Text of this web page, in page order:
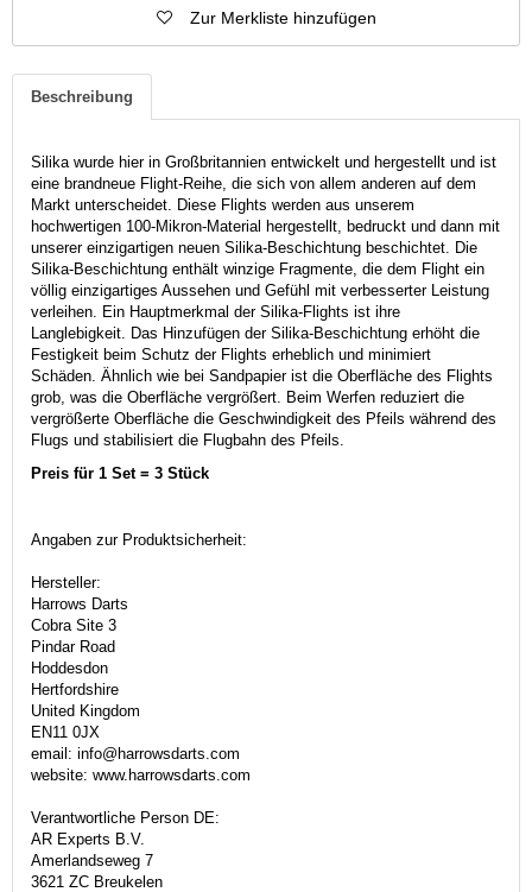
Zur Merkliste hinzufügen
Beschreibung
Silika wurde hier in Großbritannien entwickelt und hergestellt und ist
eine brandneue Flight-Reihe, die sich von allem anderen auf dem
Markt unterscheidet. Diese Flights werden aus unserem
hochwertigen 100-Mikron-Material hergestellt, bedruckt und dann mit
unserer einzigartigen neuen Silika-Beschichtung beschichtet. Die
Silika-Beschichtung enthält winzige Fragmente, die dem Flight ein
völlig einzigartiges Aussehen und Gefühl mit verbesserter Leistung
verleihen. Ein Hauptmerkmal der Silika-Flights ist ihre
Langlebigkeit. Das Hinzufügen der Silika-Beschichtung erhöht die
Festigkeit beim Schutz der Flights erheblich und minimiert
Schäden. Ähnlich wie bei Sandpapier ist die Oberfläche des Flights
grob, was die Oberfläche vergrößert. Beim Werfen reduziert die
vergrößerte Oberfläche die Geschwindigkeit des Pfeils während des
Flugs und stabilisiert die Flugbahn des Pfeils.
Preis für 1 Set = 3 Stück
Angaben zur Produktsicherheit:
Hersteller:
Harrows Darts
Cobra Site 3
Pindar Road
Hoddesdon
Hertfordshire
United Kingdom
EN11 0JX
email: info@harrowsdarts.com
website: www.harrowsdarts.com
Verantwortliche Person DE:
AR Experts B.V.
Amerlandseweg 7
3621 ZC Breukelen